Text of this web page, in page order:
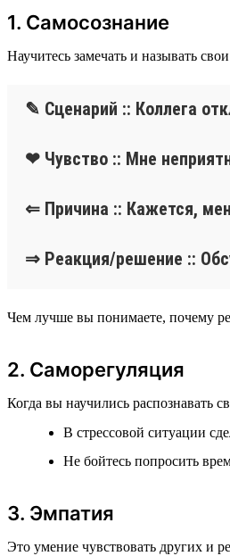
1. Самосознание
Научитесь замечать и называть
✎ Сценарий :: Коллега
❤ Чувство :: Мне
⇐ Причина :: Кажется,
⇒ Реакция/решение ::
Чем лучше вы понимаете, почему
2. Саморегуляция
Когда вы научились распознавать
В стрессовой ситуации
Не бойтесь попросить
3. Эмпатия
Это умение чувствовать других и